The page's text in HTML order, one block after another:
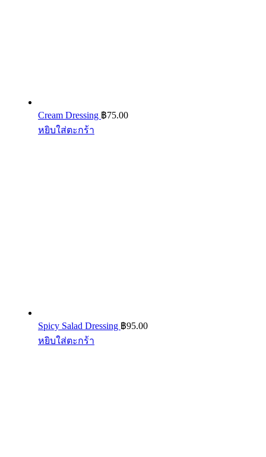
Cream Dressing ฿75.00
หยิบใส่ตะกร้า
Spicy Salad Dressing ฿95.00
หยิบใส่ตะกร้า